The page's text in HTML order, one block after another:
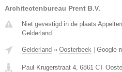
Architectenbureau Prent B.V.
Niet gevestigd in de plaats
Gelderland.
Gelderland » Oosterbeek Google
Paul Krugerstraat 4, 6861 CT